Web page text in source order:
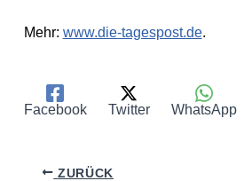
Mehr: www.die-tagespost.de.
Facebook Twitter WhatsApp
ZURÜCK